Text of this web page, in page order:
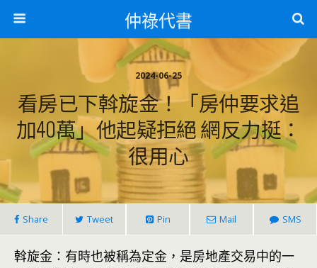
仲祿代書
2024-06-25
看房已下斡旋金！「房仲要求追
加40萬」他起疑拒絕 網反力挺：
很用心
Share Tweet Pin Mail SMS
斡旋金：有時也被稱為定金，是房地產交易中的一